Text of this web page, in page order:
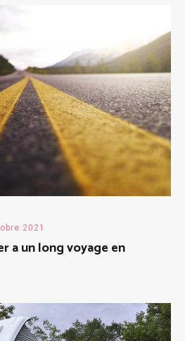
2021
a un long voyage en